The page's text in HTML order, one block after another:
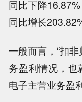
同比下降
同比增长
一般而言，“扣
务盈利情况，
电子主营业务盈